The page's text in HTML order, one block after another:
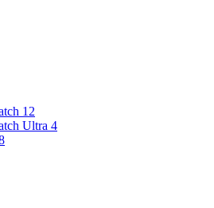
12
Ultra 4